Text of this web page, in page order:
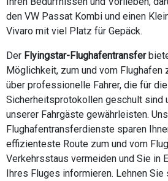
den VW Passat Kombi und einen
Vivaro mit viel Platz für Gepäck.
Der Flyingstar-Flughafentransfer
Möglichkeit, zum und vom Flughafen
über professionelle Fahrer, die für
Sicherheitsprotokollen geschult sind
unserer Fahrgäste gewährleisten.
Flughafentransferdienste sparen
effizienteste Route zum und vom
Verkehrsstaus vermeiden und Sie in
Ihres Fluges informieren. Lehnen Sie